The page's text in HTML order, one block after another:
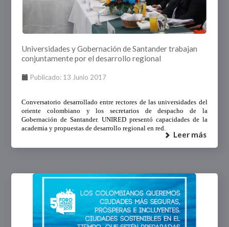
Universidades y Gobernación de Santander trabajan
conjuntamente por el desarrollo regional
Publicado: 13 Junio 2017
Conversatorio desarrollado entre rectores de las universidades del
oriente colombiano y los secretarios de despacho de la
Gobernación de Santander. UNIRED presentó capacidades de la
academia y propuestas de desarrollo regional en red.
Leer más